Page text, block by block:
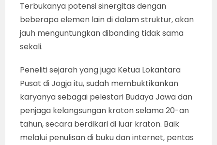
Terbukanya potensi sinergitas dengan
beberapa elemen lain di dalam struktur, akan
jauh menguntungkan dibanding tidak sama
sekali.
Peneliti sejarah yang juga Ketua Lokantara
Pusat di Jogja itu, sudah membuktikankan
karyanya sebagai pelestari Budaya Jawa dan
penjaga kelangsungan kraton selama 20-an
tahun, secara berdikari di luar kraton. Baik
melalui penulisan di buku dan internet, pentas